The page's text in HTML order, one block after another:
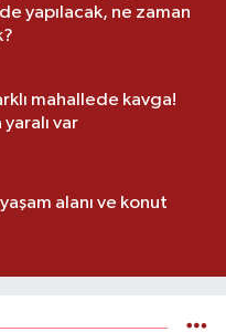
yapılacak, ne zaman
mahallede kavga!
yaralı var
alanı ve konut